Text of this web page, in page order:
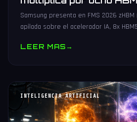
Samsung presenta en FMS 2026
apilada sobre el acelerador IA, 8x
LEER MAS→
INTELIGENCIA ARTIFICIAL